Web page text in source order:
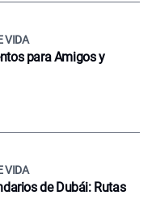
VIDA
para Amigos y
VIDA
de Dubái: Rutas